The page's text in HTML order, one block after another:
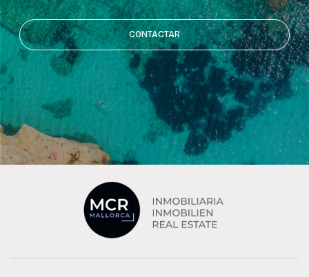
CONTACTAR